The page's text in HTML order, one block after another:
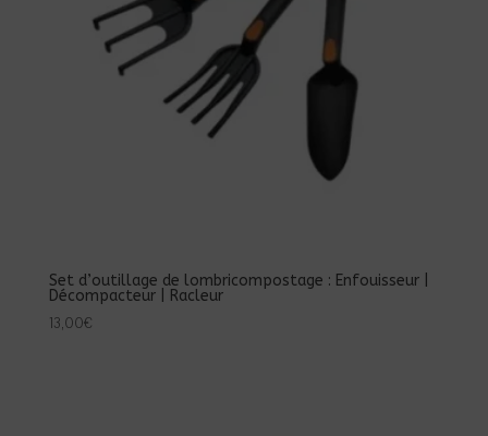
Set d’outillage de lombricompostage : Enfouisseur |
Décompacteur | Racleur
13,00€